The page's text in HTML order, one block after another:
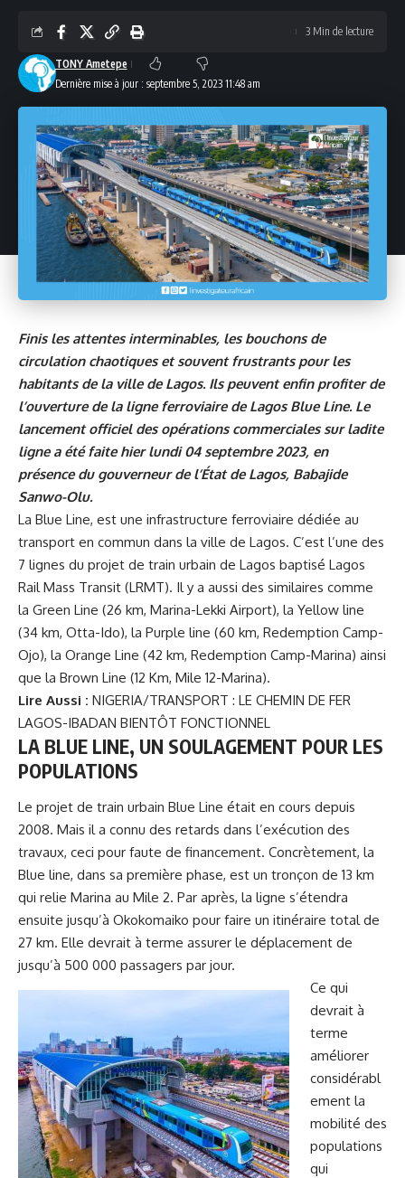
Dernière mise à jour : septembre 5, 2023 11:48 am
TONY Ametepe
3 Min de lecture
Finis les attentes interminables, les bouchons de
circulation chaotiques et souvent frustrants pour les
habitants de la ville de Lagos. Ils peuvent enfin profiter de
l’ouverture de la ligne ferroviaire de Lagos Blue Line. Le
lancement officiel des opérations commerciales sur ladite
ligne a été faite hier lundi 04 septembre 2023, en
présence du gouverneur de l’État de Lagos, Babajide
Sanwo-Olu.
La Blue Line, est une infrastructure ferroviaire dédiée au
transport en commun dans la ville de Lagos. C’est l’une des
7 lignes du projet de train urbain de Lagos baptisé Lagos
Rail Mass Transit (LRMT). Il y a aussi des similaires comme
la Green Line (26 km, Marina-Lekki Airport), la Yellow line
(34 km, Otta-Ido), la Purple line (60 km, Redemption Camp-
Ojo), la Orange Line (42 km, Redemption Camp-Marina) ainsi
que la Brown Line (12 Km, Mile 12-Marina).
Lire Aussi : NIGERIA/TRANSPORT : LE CHEMIN DE FER
LAGOS-IBADAN BIENTÔT FONCTIONNEL
LA BLUE LINE, UN SOULAGEMENT POUR LES
POPULATIONS
Le projet de train urbain Blue Line était en cours depuis
2008. Mais il a connu des retards dans l’exécution des
travaux, ceci pour faute de financement. Concrètement, la
Blue line, dans sa première phase, est un tronçon de 13 km
qui relie Marina au Mile 2. Par après, la ligne s’étendra
ensuite jusqu’à Okokomaiko pour faire un itinéraire total de
27 km. Elle devrait à terme assurer le déplacement de
jusqu’à 500 000 passagers par jour.
Ce qui
devrait à
terme
améliorer
considérabl
ement la
mobilité des
populations
qui